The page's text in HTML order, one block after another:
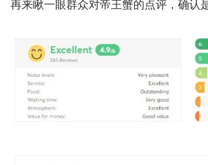
再来瞅一眼群众对帝王蟹的点评，确认